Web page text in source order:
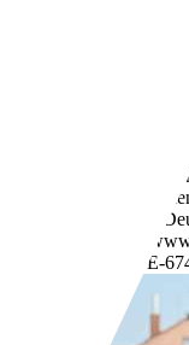
bei der
unter
252 g/km
bei der
unter
DE-